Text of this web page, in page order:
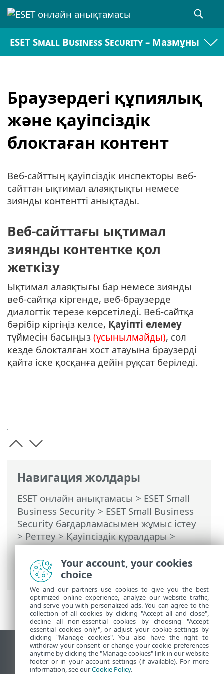
ESET Small Business Security – Мазмұны
Браузердегі құпиялық
және қауіпсіздік
блоктаған контент
Навигация жолдары
ESET онлайн анықтамасы > ESET Small
Business Security > ESET Small Business
Security бағдарламасымен жұмыс істеу
> Реттеу>Қауіпсіздік құралдары>
Браузердегі құпиялылық және
қауіпсіздік> Браузердегі құпиялық
және қауіпсіздік блоктаған контент
Веб-сайттың қауіпсіздік инспекторы веб-
сайттан ықтимал алаяқтықты немесе
зиянды контентті анықтады.
Веб-сайттағы ықтимал
зиянды контентке қол
жеткізу
Ықтимал алаяқтығы бар немесе зиянды
веб-сайтқа кіргенде, веб-браузерде
диалогтік терезе көрсетіледі. Веб-сайтқа
бәрібір кіргіңіз келсе, Қауіпті елемеу
түймесін басыңыз (ұсынылмайды), сол
кезде блокталған хост атауына браузерді
қайта іске қосқанға дейін рұқсат беріледі.
Жұмыс үстеліндегі сайтты қарау
End of Life
Your account, your cookies
choice
We and our partners use cookies to give you the best
optimized online experience, analyze our website traffic,
and serve you with personalized ads. You can agree to the
collection of all cookies by clicking "Accept all and close",
decline all non-essential cookies by choosing "Accept
essential cookies only", or adjust your cookie settings by
clicking "Manage cookies". You also have the right to
withdraw your consent or change your cookie preferences
anytime by clicking the "Manage cookies" link in our website
footer or in your account settings (if available). For more
information, see ourCookie Policy.